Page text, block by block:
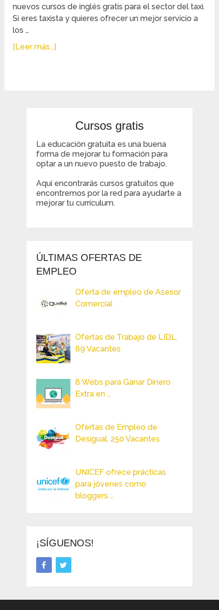
nuevos cursos de inglés gratis para el sector del taxi.
Si eres taxista y quieres ofrecer un mejor servicio a
los …
[Leer más...]
Cursos gratis
La educación gratuita es una buena
forma de mejorar tu formación para
optar a un nuevo puesto de trabajo.
Aquí encontrarás cursos gratuitos que
encontremos por la red para ayudarte a
mejorar tu currículum.
ÚLTIMAS OFERTAS DE
EMPLEO
Oferta de empleo de Asesor
Comercial
Ofertas de Trabajo de LIDL.
89 Vacantes
8 Webs para Ganar Dinero
Extra en …
Ofertas de Empleo de
Desigual. 250 Vacantes
UNICEF ofrece prácticas
para jóvenes como
bloggers …
¡SÍGUENOS!